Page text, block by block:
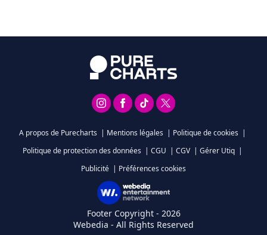
A propos de Purecharts | Mentions légales | Politique de cookies |
Politique de protection des données | CGU | CGV | Gérer Utiq |
Publicité | Préférences cookies
Footer Copyright - 2026
Webedia - All Rights Reserved